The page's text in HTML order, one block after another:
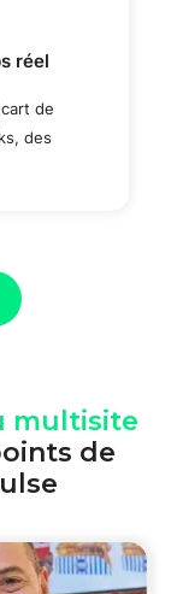
réel
de
des
multisite
de